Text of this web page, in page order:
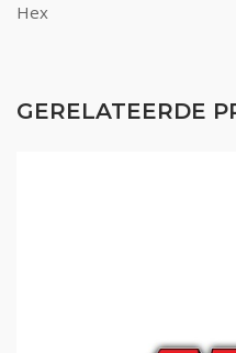
Hex
GERELATEERDE